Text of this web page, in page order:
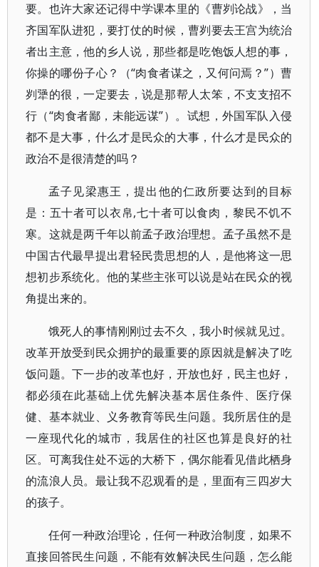
要。也许大家还记得中学课本里的《曹刿论战》，当
齐国军队进犯，要打仗的时候，曹刿要去王宫为统治
者出主意，他的乡人说，那些都是吃饱饭人想的事，
你操的哪份子心？（“肉食者谋之，又何问焉？”）曹
刿犟的很，一定要去，说是那帮人太笨，不支支招不
行（“肉食者鄙，未能远谋”）。试想，外国军队入侵
都不是大事，什么才是民众的大事，什么才是民众的
政治不是很清楚的吗？
孟子见梁惠王，提出他的仁政所要达到的目标
是：五十者可以衣帛,七十者可以食肉，黎民不饥不
寒。这就是两千年以前孟子政治理想。孟子虽然不是
中国古代最早提出君轻民贵思想的人，是他将这一思
想初步系统化。他的某些主张可以说是站在民众的视
角提出来的。
饿死人的事情刚刚过去不久，我小时候就见过。
改革开放受到民众拥护的最重要的原因就是解决了吃
饭问题。下一步的改革也好，开放也好，民主也好，
都必须在此基础上优先解决基本居住条件、医疗保
健、基本就业、义务教育等民生问题。我所居住的是
一座现代化的城市，我居住的社区也算是良好的社
区。可离我住处不远的大桥下，偶尔能看见借此栖身
的流浪人员。最让我不忍观看的是，里面有三四岁大
的孩子。
任何一种政治理论，任何一种政治制度，如果不
直接回答民生问题，不能有效解决民生问题，怎么能